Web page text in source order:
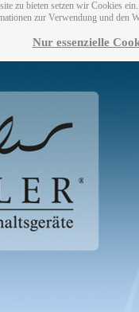
zu bieten setzen wir Cookies
zur Verwendung und den
Nur essenzielle